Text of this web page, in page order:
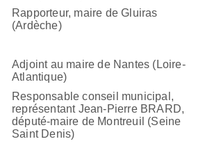
Rapporteur, maire de Gluiras
(Ardèche)
Adjoint au maire de Nantes (Loire-
Atlantique)
Responsable conseil municipal,
représentant Jean-Pierre BRARD,
député-maire de Montreuil (Seine
Saint Denis)